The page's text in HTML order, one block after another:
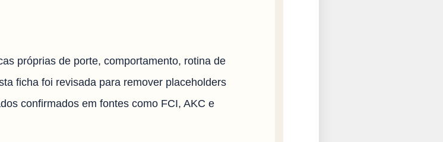
próprias de porte, comportamento, rotina de
ficha foi revisada para remover placeholders
confirmados em fontes como FCI, AKC e